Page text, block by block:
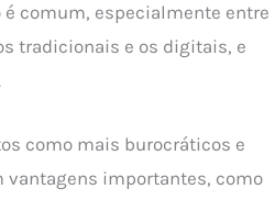
comum, especialmente entre
tradicionais e os digitais, e
como mais burocráticos e
vantagens importantes, como